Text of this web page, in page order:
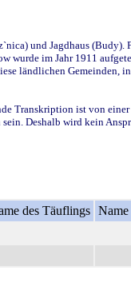
und Jagdhaus
im Jahr 1911
ländlichen Gemeinden,
Transkription ist von
Deshalb wird kein
des Täuflings Name